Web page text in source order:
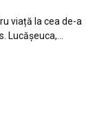
viață la cea de-a
Lucășeuca,...